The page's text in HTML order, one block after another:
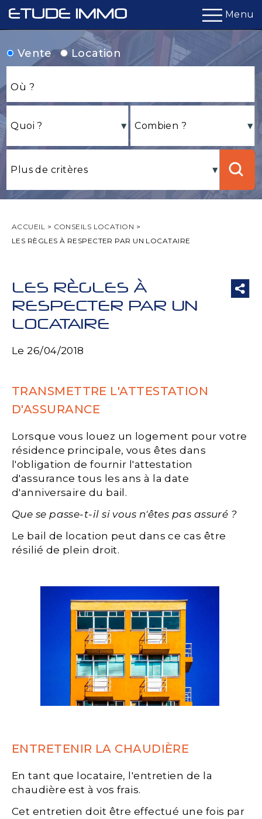
Menu
Vente Location
ACCUEIL > CONSEILS LOCATION >
LES RÈGLES À RESPECTER PAR UN LOCATAIRE
LES RÈGLES À
RESPECTER PAR UN
LOCATAIRE
Le 26/04/2018
TRANSMETTRE L'ATTESTATION
D'ASSURANCE
Lorsque vous louez un logement pour votre
résidence principale, vous êtes dans
l'obligation de fournir l'attestation
d'assurance tous les ans à la date
d'anniversaire du bail.
Que se passe-t-il si vous n'êtes pas assuré ?
Le bail de location peut dans ce cas être
résilié de plein droit.
ENTRETENIR LA CHAUDIÈRE
En tant que locataire, l'entretien de la
chaudière est à vos frais.
Cet entretien doit être effectué une fois par